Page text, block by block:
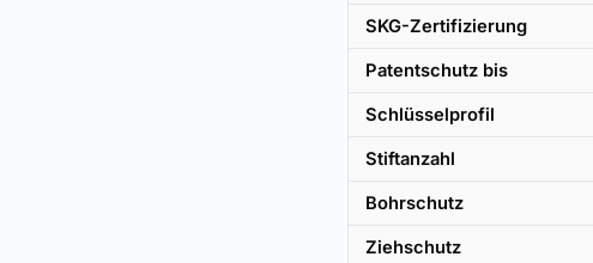
SKG-Zertifizierung
Patentschutz bis
Schlüsselprofil
Stiftanzahl
Bohrschutz
Ziehschutz